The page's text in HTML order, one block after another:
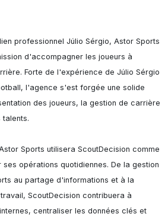
professionnel Júlio Sérgio, Astor Sports
d'accompagner les joueurs à
Forte de l'expérience de Júlio Sérgio
l'agence s'est forgée une solide
des joueurs, la gestion de carrière
Sports utilisera ScoutDecision comme
opérations quotidiennes. De la gestion
au partage d'informations et à la
ScoutDecision contribuera à
centraliser les données clés et